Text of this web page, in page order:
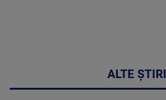
ALTE ȘTIRI